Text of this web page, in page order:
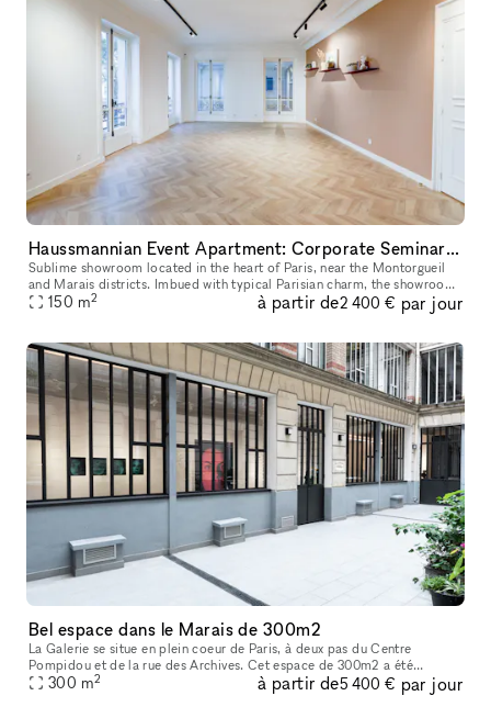
Haussmannian Event Apartment: Corporate Seminars, Conferences, Showrooms...
Sublime showroom located in the heart of Paris, near the Montorgueil
and Marais districts. Imbued with typical Parisian charm, the showroom
offers an incomparable showcase. You can rent it to highlig
150 m2 à partir de2 400 € par jour
Bel espace dans le Marais de 300m2
La Galerie se situe en plein coeur de Paris, à deux pas du Centre
Pompidou et de la rue des Archives. Cet espace de 300m2 a été
entièrement rénové en 2022 afin d’acceuillir un nouvel espace d’exposit
300 m2 à partir de5 400 € par jour